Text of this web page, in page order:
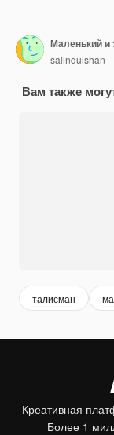
Маленький и
salinduishan
Вам также
талисман
Креативная
Более 1